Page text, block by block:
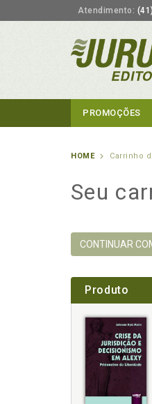
Atendimento:
PROMOÇÕES
HOME Carrinho
Seu
CONTINUAR
Produto